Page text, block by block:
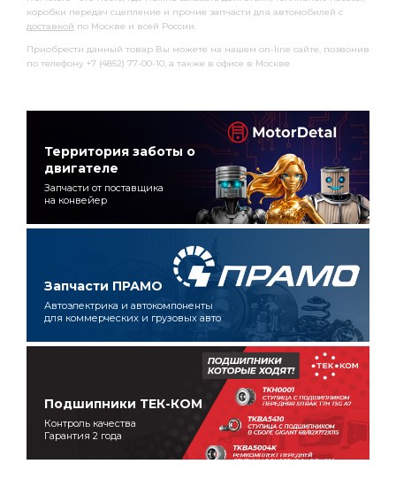
коробки передач сцепление и прочие запчасти для автомобилей с
доставкой по Москве и всей России.
Приобрести данный товар Вы можете на нашем on-line сайте, позвонив
по телефону +7 (4852) 77-00-10, а также в офисе в Москве.
Территория заботы о
двигателе
Запчасти от поставщика
на конвейер
Запчасти ПРАМО
Автоэлектрика и автокомпоненты
для коммерческих и грузовых авто
Подшипники ТЕК-КОМ
Контроль качества
Гарантия 2 года